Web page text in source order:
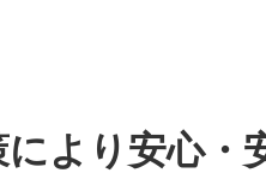
より安心・